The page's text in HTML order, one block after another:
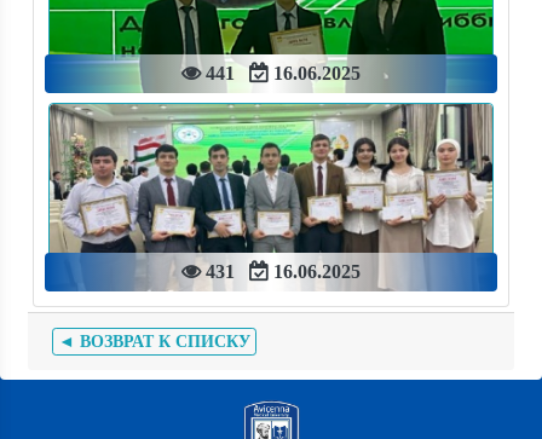
441 16.06.2025
431 16.06.2025
◄ ВОЗВРАТ К СПИСКУ